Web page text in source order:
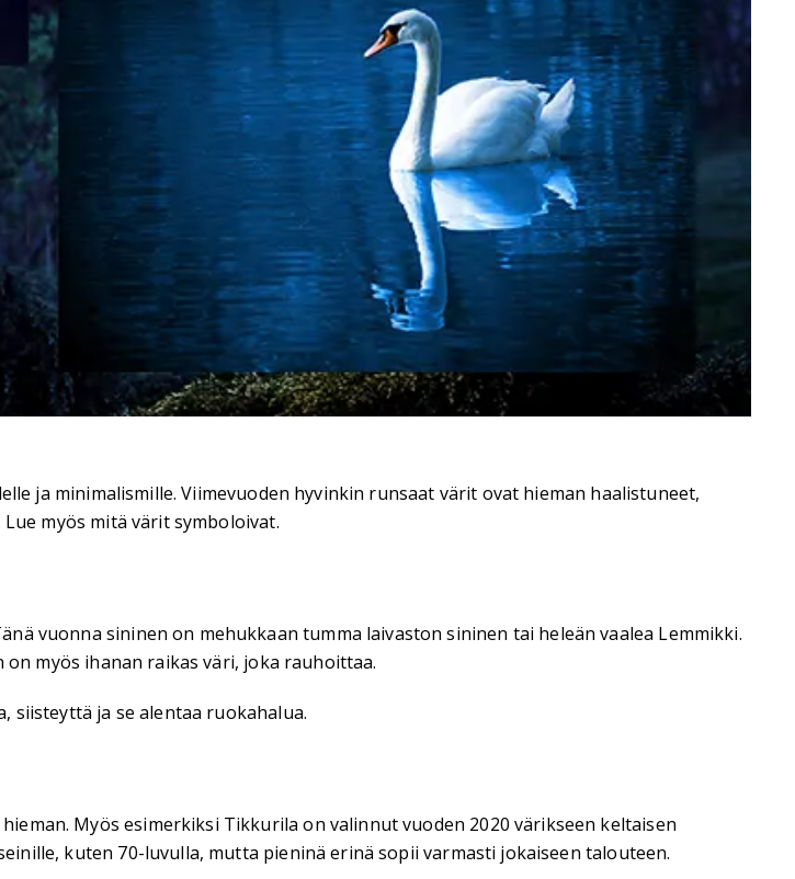
ja minimalismille. Viimevuoden hyvinkin runsaat värit ovat hieman haalistuneet,
myös mitä värit symboloivat.
vuonna sininen on mehukkaan tumma laivaston sininen tai heleän vaalea Lemmikki.
myös ihanan raikas väri, joka rauhoittaa.
siisteyttä ja se alentaa ruokahalua.
Myös esimerkiksi Tikkurila on valinnut vuoden 2020 värikseen keltaisen
kuten 70-luvulla, mutta pieninä erinä sopii varmasti jokaiseen talouteen.